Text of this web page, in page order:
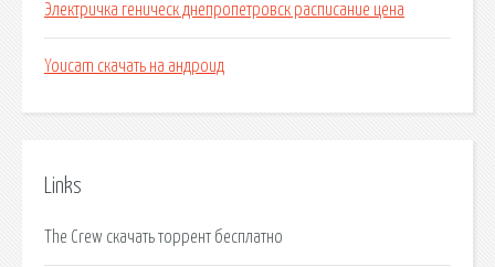
Электричка геническ днепропетровск расписание цена
Youcam скачать на андроид
Links
The Crew скачать торрент бесплатно